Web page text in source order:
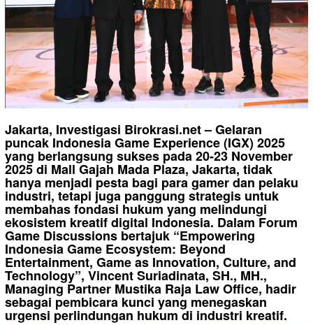
Jakarta, Investigasi Birokrasi.net – Gelaran
puncak Indonesia Game Experience (IGX) 2025
yang berlangsung sukses pada 20-23 November
2025 di Mall Gajah Mada Plaza, Jakarta, tidak
hanya menjadi pesta bagi para gamer dan pelaku
industri, tetapi juga panggung strategis untuk
membahas fondasi hukum yang melindungi
ekosistem kreatif digital Indonesia. Dalam Forum
Game Discussions bertajuk “Empowering
Indonesia Game Ecosystem: Beyond
Entertainment, Game as Innovation, Culture, and
Technology”, Vincent Suriadinata, SH., MH.,
Managing Partner Mustika Raja Law Office, hadir
sebagai pembicara kunci yang menegaskan
urgensi perlindungan hukum di industri kreatif.